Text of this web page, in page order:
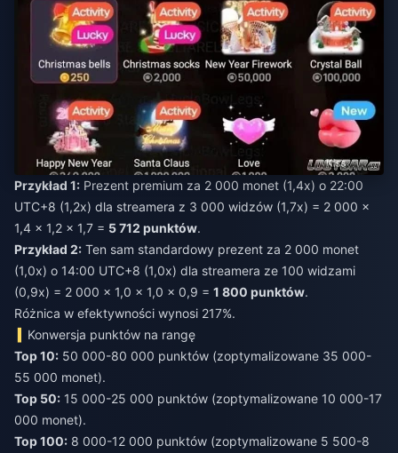
Przykład 1: Prezent premium za 2 000 monet (1,4x) o 22:00
UTC+8 (1,2x) dla streamera z 3 000 widzów (1,7x) = 2 000 ×
1,4 × 1,2 × 1,7 = 5 712 punktów.
Przykład 2: Ten sam standardowy prezent za 2 000 monet
(1,0x) o 14:00 UTC+8 (1,0x) dla streamera ze 100 widzami
(0,9x) = 2 000 × 1,0 × 1,0 × 0,9 = 1 800 punktów.
Różnica w efektywności wynosi 217%.
Konwersja punktów na rangę
Top 10: 50 000-80 000 punktów (zoptymalizowane 35 000-
55 000 monet).
Top 50: 15 000-25 000 punktów (zoptymalizowane 10 000-17
000 monet).
Top 100: 8 000-12 000 punktów (zoptymalizowane 5 500-8